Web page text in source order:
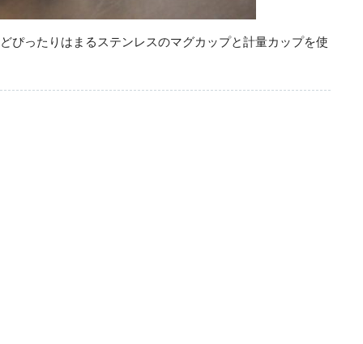
ぴったりはまるステンレスのマグカップと計量カップを使